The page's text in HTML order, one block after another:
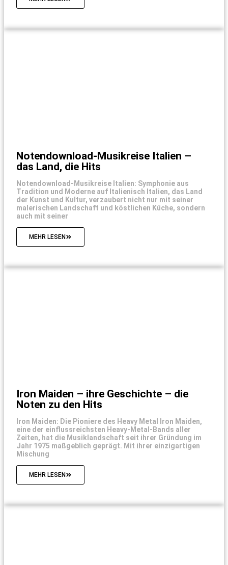
Notendownload-Musikreise Italien –
das Land, die Hits
Notendownload-Musikreise Italien: Symphonie aus
Tradition und Moderne auf Italienisch Italien, das Land
der Kunst und Kultur, verzaubert nicht nur mit seiner
malerischen Landschaft und köstlichen Küche, sondern
auch mit seiner
MEHR LESEN
Iron Maiden – ihre Geschichte – die
Noten zu den Hits
Iron Maiden: Die Pioniere des Heavy Metal Iron Maiden,
eine der einflussreichsten Heavy-Metal-Bands aller
Zeiten, hat die Musiklandschaft seit ihrer Gründung im
Jahr 1975 maßgeblich geprägt. Mit ihrer einzigartigen
Mischung
MEHR LESEN